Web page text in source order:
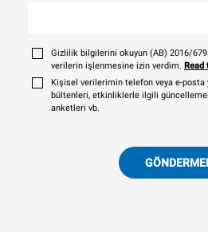
Gizlilik bilgilerini okuyun (AB) 2016/679
verilerin işlenmesine izin verdim.
Kişisel verilerimin telefon veya e-
bültenleri, etkinliklerle ilgili
anketleri vb.